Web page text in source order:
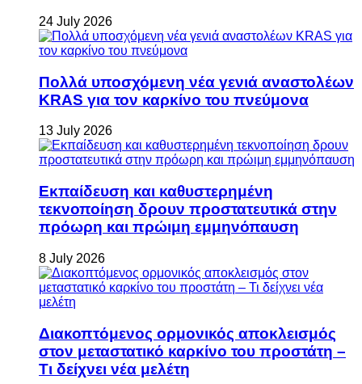
24 July 2026
Πολλά υποσχόμενη νέα γενιά αναστολέων
KRAS για τον καρκίνο του πνεύμονα
13 July 2026
Εκπαίδευση και καθυστερημένη
τεκνοποίηση δρουν προστατευτικά στην
πρόωρη και πρώιμη εμμηνόπαυση
8 July 2026
Διακοπτόμενος ορμονικός αποκλεισμός
στον μεταστατικό καρκίνο του προστάτη –
Τι δείχνει νέα μελέτη